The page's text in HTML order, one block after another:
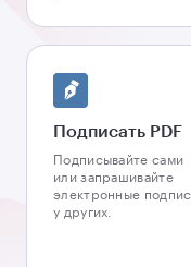
Подписать PDF
Подписывайте сами
или запрашивайте
электронные
у других.